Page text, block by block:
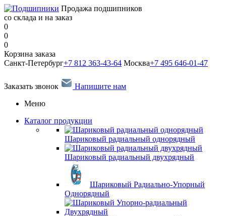
Продажа подшипников
со склада и на заказ
0
0
0
Корзина заказа
Санкт-Петербург+7 812 363-43-64 Москва+7 495 646-01-47
Заказать звонок
Напишите нам
Меню
Каталог продукции
Шариковый радиальный однорядный
Шариковый радиальный двухрядный
Шариковый Радиально-Упорный
Однорядный